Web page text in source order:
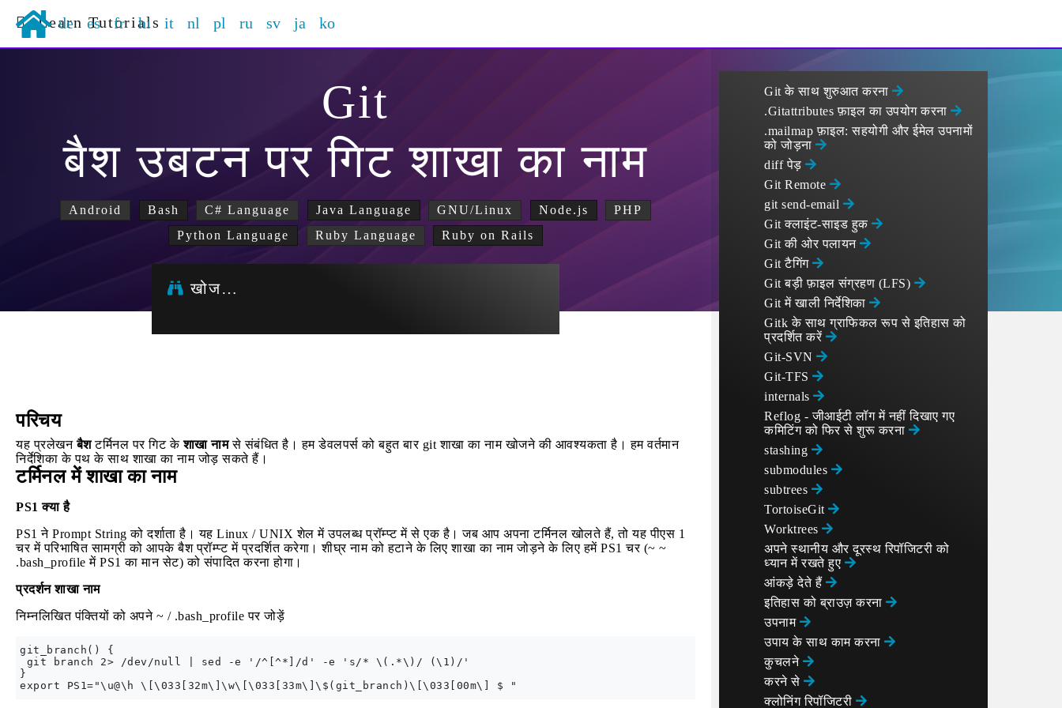
Learn Tutorials
de es fr hi it nl pl ru sv ja ko
Git
बैश उबटन पर गिट शाखा का नाम
Android Bash C# Language Java Language GNU/Linux Node.js
PHP
Python Language
Ruby Language Ruby on Rails
खोज…
परिचय
यह प्रलेखनबैशटर्मिनल पर गिट केशाखा नामसे संबंधित है। हम डेवलपर्स को बहुत बार git शाखा का नाम खोजने की आवश्यकता है। हम वर्तमान
निर्देशिका के पथ के साथ शाखा का नाम जोड़ सकते हैं।
टर्मिनल में शाखा का नाम
PS1 क्या है
PS1 ने Prompt String को दर्शाता है। यह Linux / UNIX शेल में उपलब्ध प्रॉम्प्ट में से एक है। जब आप अपना टर्मिनल खोलते हैं, तो यह पीएस 1
चर में परिभाषित सामग्री को आपके बैश प्रॉम्प्ट में प्रदर्शित करेगा। शीघ्र नाम को हटाने के लिए शाखा का नाम जोड़ने के लिए हमें PS1 चर (~ ~
.bash_profile में PS1 का मान सेट) को संपादित करना होगा।
प्रदर्शन शाखा नाम
निम्नलिखित पंक्तियों को अपने ~ / .bash_profile पर जोड़ें
git_branch() {
git branch 2> /dev/null | sed -e '/^[^*]/d' -e 's/* \(.*\)/ (\1)/'
}
Git के साथ शुरुआत करना
.Gitattributes फ़ाइल का उपयोग करना
.mailmap फ़ाइल: सहयोगी और ईमेल उपनामों
को जोड़ना
diff पेड़
Git Remote
git send-email
Git क्लाइंट-साइड हुक
Git की ओर पलायन
Git टैगिंग
Git बड़ी फ़ाइल संग्रहण (LFS)
Git में खाली निर्देशिका
Gitk के साथ ग्राफिकल रूप से इतिहास को
प्रदर्शित करें
Git-SVN
Git-TFS
internals
Reflog - जीआईटी लॉग में नहीं दिखाए गए
कमिटिंग को फिर से शुरू करना
stashing
submodules
subtrees
TortoiseGit
Worktrees
अपने स्थानीय और दूरस्थ रिपॉजिटरी को
ध्यान में रखते हुए
आंकड़े देते हैं
इतिहास को ब्राउज़ करना
उपनाम
उपाय के साथ काम करना
कुचलने
करने से
क्लोनिंग रिपॉजिटरी